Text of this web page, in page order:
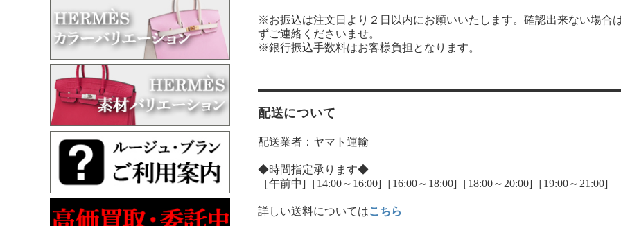
※お振込は注文日より２日以内にお願いいたします。確認出来ない場合
ずご連絡くださいませ。
※銀行振込手数料はお客様負担となります。
配送について
配送業者：ヤマト運輸
◆時間指定承ります◆
［午前中]［14:00～16:00]［16:00～18:00]［18:00～20:00]［19:00～21:00]
詳しい送料についてはこちら